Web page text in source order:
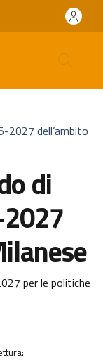
2027 dell’ambito
di
per le politiche